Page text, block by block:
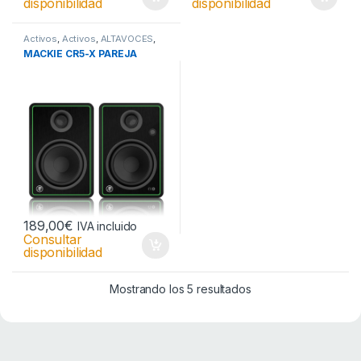
disponibilidad disponibilidad
Activos Activos ALTAVOCES
Altavoces PC Monitores
Multimedia
MACKIE CR5-X PAREJA
189,00€ IVA incluido
Consultar
disponibilidad
Mostrando los 5 resultados